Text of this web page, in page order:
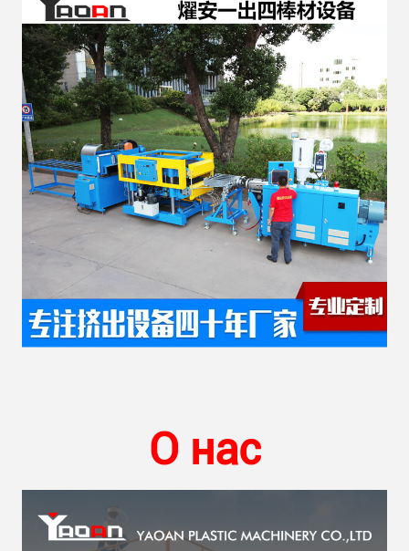
О нас